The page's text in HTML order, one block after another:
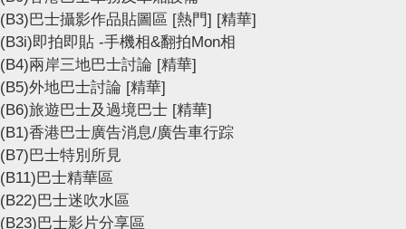
(B3)巴士攝影作品貼圖區 [熱門] [精華]
(B3i)即拍即貼 -手機相&翻拍Mon相
(B4)兩岸三地巴士討論 [精華]
(B5)外地巴士討論 [精華]
(B6)旅遊巴士及過境巴士 [精華]
(B1)香港巴士廣告消息/廣告車行踪
(B7)巴士特別所見
(B11)巴士精華區
(B22)巴士迷吹水區
(B23)巴士影片分享區